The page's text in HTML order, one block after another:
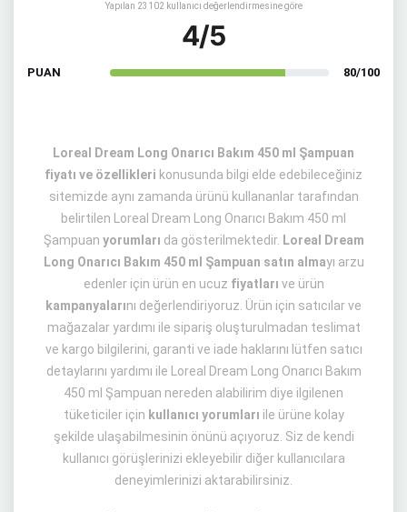
Yapılan 23102 kullanıcı değerlendirmesine göre
4/5
PUAN 80/100
Loreal Dream Long Onarıcı Bakım 450 ml Şampuan
fiyatı ve özellikleri konusunda bilgi elde edebileceğiniz
sitemizde aynı zamanda ürünü kullananlar tarafından
belirtilen Loreal Dream Long Onarıcı Bakım 450 ml
Şampuan yorumları da gösterilmektedir. Loreal Dream
Long Onarıcı Bakım 450 ml Şampuan satın almayı arzu
edenler için ürün en ucuz fiyatları ve ürün
kampanyalarını değerlendiriyoruz. Ürün için satıcılar ve
mağazalar yardımı ile sipariş oluşturulmadan teslimat
ve kargo bilgilerini, garanti ve iade haklarını lütfen satıcı
detaylarını yardımı ile Loreal Dream Long Onarıcı Bakım
450 ml Şampuan nereden alabilirim diye ilgilenen
tüketiciler için kullanıcı yorumları ile ürüne kolay
şekilde ulaşabilmesinin önünü açıyoruz. Siz de kendi
kullanıcı görüşlerinizi ekleyebilir diğer kullanıcılara
deneyimlerinizi aktarabilirsiniz.